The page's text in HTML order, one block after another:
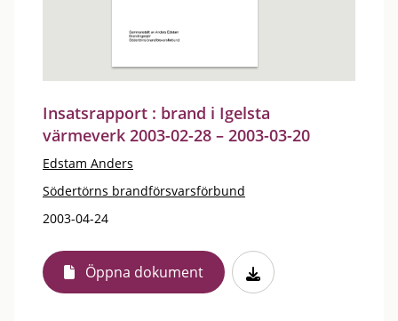
Insatsrapport : brand i Igelsta
värmeverk 2003-02-28 – 2003-03-20
Edstam Anders
Södertörns brandförsvarsförbund
2003-04-24
Öppna dokument